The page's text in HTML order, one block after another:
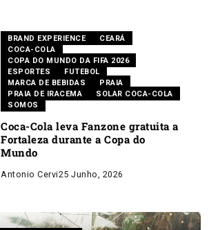
BRAND EXPERIENCE
CEARÁ
COCA-COLA
COPA DO MUNDO DA FIFA 2026
ESPORTES
FUTEBOL
MARCA DE BEBIDAS
PRAIA
PRAIA DE IRACEMA
SOLAR COCA-COLA
SOMOS
Coca-Cola leva Fanzone gratuita a
Fortaleza durante a Copa do
Mundo
Antonio Cervi25 Junho, 2026